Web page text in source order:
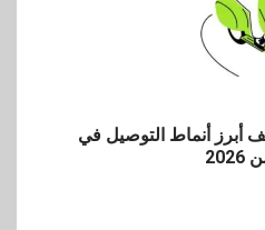
أبرز أنماط التوصيل في